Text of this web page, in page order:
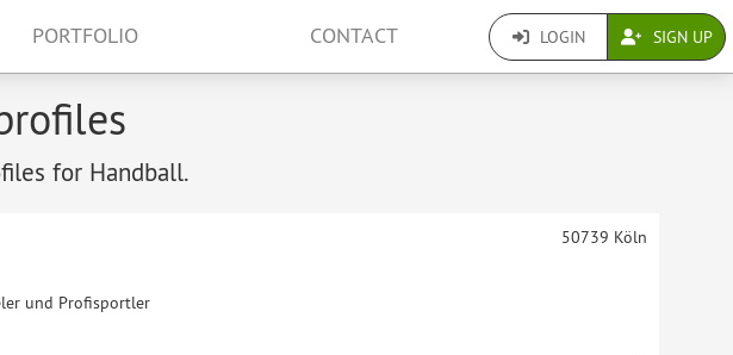
PORTFOLIO CONTACT LOGIN SIGN UP
for Handball.
und Profisportler
50739 Köln